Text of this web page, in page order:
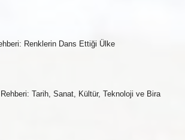
Renklerin Dans Ettiği Ülke
Tarih, Sanat, Kültür, Teknoloji ve Bira